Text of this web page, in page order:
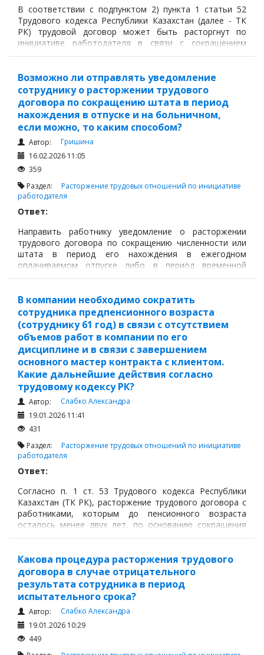
В соответствии с подпунктом 2) пункта 1 статьи 52
Трудового кодекса Республики Казахстан (далее - ТК
РК) трудовой договор может быть расторгнут по
инициативе работодателя в связи с сокращением
численности или штата работников. Однако при
ограничения, установленные статьей 54 ТК РК.
Возможно ли отправлять уведомление
сотруднику о расторжении трудового
договора по сокращению штата в период
нахождения в отпуске и на больничном,
если можно, то каким способом?
Автор:
Гришина
16.02.2026 11:05
359
Раздел: Расторжение трудовых отношений по инициативе
работодателя
Ответ:
Направить работнику уведомление о расторжении
трудового договора по сокращению численности или
штата в период его нахождения в ежегодном
оплачиваемом отпуске либо в период временной
нетрудоспособности допустимо, поскольку Трудовой
расторжение трудового договора в эти периоды, а не
направление уведомления.
В компании необходимо сократить
сотрудника предпенсионного возраста
(сотруднику 61 год) в связи с отсутствием
объемов работ в компании по его
дисциплине и в связи с завершением
основного мастер контракта с клиентом.
Какие дальнейшие действия согласно
трудовому кодексу РК?
Автор:
Слабко Александра
19.01.2026 11:41
431
Раздел: Расторжение трудовых отношений по инициативе
работодателя
Ответ:
Согласно п. 1 ст. 53 Трудового кодекса Республики
Казахстан (ТК РК), расторжение трудового договора с
работниками, которым до пенсионного возраста
осталось менее двух лет, по основанию сокращения
численности или штата работников (подп. 2) п. 1 ст. 52
Какова процедура расторжения трудового
договора в случае отрицательного
результата сотрудника в период
испытательного срока?
Автор:
Слабко Александра
19.01.2026 10:29
449